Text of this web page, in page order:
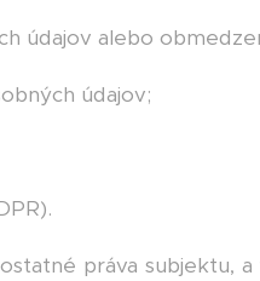
údajov alebo
údajov;
práva subjektu, a